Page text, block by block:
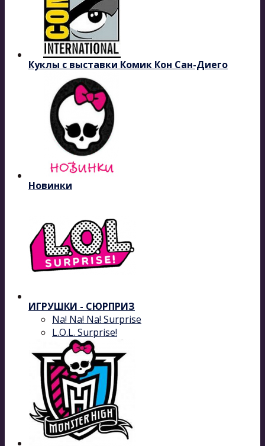
Куклы с выставки Комик Кон Сан-Диего
Новинки
ИГРУШКИ - СЮРПРИЗ
Na! Na! Na! Surprise
L.O.L. Surprise!